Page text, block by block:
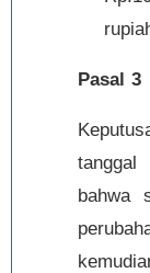
Pasal 3
bahwa